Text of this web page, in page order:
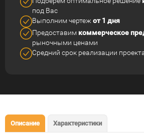
под Вас
Выполним чертеж от 1 дня
Предоставим коммерческое
рыночными ценами
Средний срок реализации
Описание Характеристики